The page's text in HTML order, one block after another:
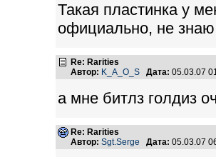
Такая пластинка у
официально, не
Re: Rarities
Автор: K_A_O_S Дата: 05.03.07
а мне битлз голдиз
Re: Rarities
Автор: Sgt.Serge Дата: 05.03.07